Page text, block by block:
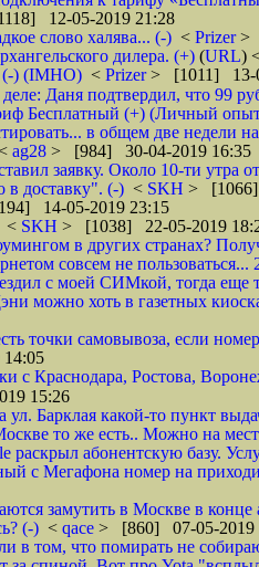
12-05-2019 21:28
слово халява... (-) < Prizer>
дилера. (+) (URL)
(-) (IMHO) < Prizer> [1011] 13-
Даня подтвердил, что 99
Бесплатный (+) (Личный
в общем две недели
< ag28 > [984] 30-04-2019 16:35
заявку. Около 10-ти утра
в доставку". (-) < SKH > [1066]
14-05-2019 23:15
< SKH > [1038] 22-05-2019
в других странах?
совсем не
с моей СИМкой, тогда еще
можно хоть в газетных
точки самовывоза, если
с Краснодара, Ростова,
15:26
Барклая какой-то пункт
то же есть.. Можно на
абонентскую базу.
с Мегафона номер на
замутить в Москве в конце
(-) < qace > [860] 07-05-2019
в том, что помирать не